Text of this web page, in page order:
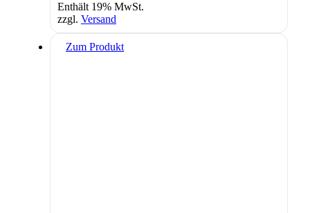
Enthält 19% MwSt.
zzgl. Versand
Zum Produkt